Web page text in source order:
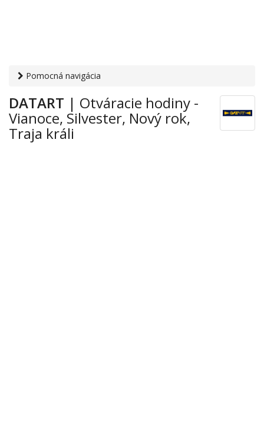
Pomocná navigácia
Vianoce, Silvester, Nový rok, Traja králi› DATART
DATART | Otváracie hodiny -
Vianoce, Silvester, Nový rok,
Traja králi